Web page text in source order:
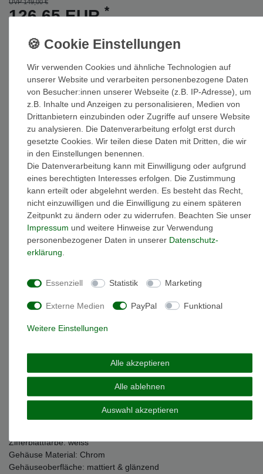
UVP 149,00 €
126,65 EUR*
Inhalt1 Stück
Auf Lager: Auslieferung innerhalb von 1-3 Tagen nach
In den Warenkorb
Wunschliste
* inkl. ges. MwSt. zzgl. Versandkosten
Weitere Details
Marke: Dugena
Artikelnummer: 4460304-1
Modellname: Taschenuhr Savonette mit Kette
Anzeige: Analog
Zifferblattfarbe: weiss
Gehäuse Material: Chrom
Gehäuseoberfläche: mattiert & glänzend
Wir verwenden Cookies und ähnliche Technologien auf
unserer Website und verarbeiten personenbezogene Daten
von Besucher:innen unserer Webseite (z.B. IP-Adresse), um
z.B. Inhalte und Anzeigen zu personalisieren, Medien von
Drittanbietern einzubinden oder Zugriffe auf unsere Website
zu analysieren. Die Datenverarbeitung erfolgt erst durch
gesetzte Cookies. Wir teilen diese Daten mit Dritten, die wir
in den Einstellungen benennen.
Die Datenverarbeitung kann mit Einwilligung oder aufgrund
eines berechtigten Interesses erfolgen. Die Zustimmung
kann erteilt oder abgelehnt werden. Es besteht das Recht,
nicht einzuwilligen und die Einwilligung zu einem späteren
Zeitpunkt zu ändern oder zu widerrufen. Beachten Sie unser
Impressum und weitere Hinweise zur Verwendung
personenbezogener Daten in unserer Daten­schutz­
erklärung
Essenziell Statistik Marketing
Externe Medien PayPal Funktional
Weitere Einstellungen
Alle akzeptieren
Alle ablehnen
Auswahl akzeptieren